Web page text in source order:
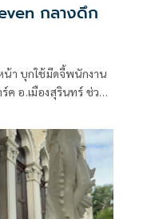
กลางดึก
า บุกใช้มีดจี้พนักงาน
ค อ.เมืองสุรินทร์ ช่วง